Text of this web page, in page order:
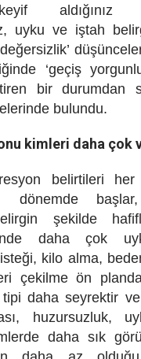
aldığınız
uyku ve iştah
‘geçiş
bir durumdan
bulundu.
kimleri daha çok
belirtileri her
dönemde
şekilde
daha çok
kilo alma,
çekilme ön
tipi daha seyrektir
huzursuzluk,
daha sık